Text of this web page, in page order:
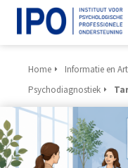
Home
Informatie en
Psychodiagnostiek